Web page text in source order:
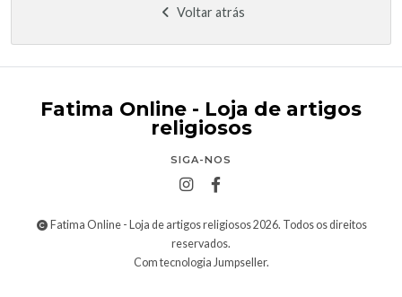
Voltar atrás
Fatima Online - Loja de artigos
religiosos
SIGA-NOS
Fatima Online - Loja de artigos religiosos 2026. Todos os direitos
reservados.
Com tecnologia Jumpseller.